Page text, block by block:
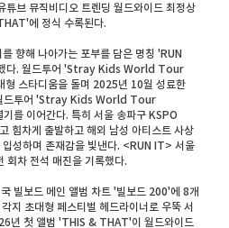
브 뮤직비디오 트렌딩 월드와이드 최정상
에 정식 수록된다.
향해 나아가는 포부를 담은 명칭 'RUN
다. 월드투어 'Stray Kids World Tour
스타디움을 돌며 2025년 10월 성료한
드투어 'Stray Kids World Tour
를 이어간다. 특히 서울 송파구 KSPO
힘차게 출발하고 해외 남성 아티스트 사상
성하며 존재감을 빛낸다. <RUN IT> 서울
회차 전석 매진을 기록했다.
빌보드 메인 앨범 차트 '빌보드 200'에 8개
지 초대형 페스티벌 헤드라이너로 우뚝 서
년 첫 앨범 'THIS & THAT'이 월드와이드